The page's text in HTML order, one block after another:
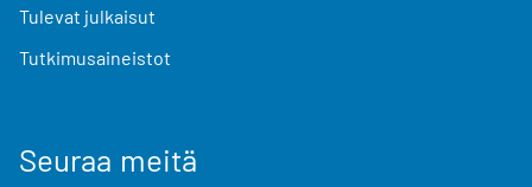
Tulevat julkaisut
Tutkimusaineistot
Seuraa meitä